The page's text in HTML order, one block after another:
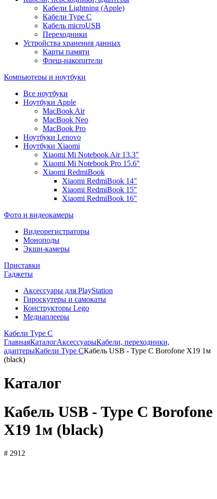
Кабели Lightning (Apple)
Кабели Type C
Кабель microUSB
Переходники
Устройства хранения данных
Карты памяти
Флеш-накопители
Компьютеры и ноутбуки
Все ноутбуки
Ноутбуки Apple
MacBook Air
MacBook Neo
MacBook Pro
Ноутбуки Lenovo
Ноутбуки Xiaomi
Xiaomi Mi Notebook Air 13.3"
Xiaomi Mi Notebook Pro 15.6"
Xiaomi RedmiBook
Xiaomi RedmiBook 14"
Xiaomi RedmiBook 15"
Xiaomi RedmiBook 16"
Фото и видеокамеры
Видеорегистраторы
Моноподы
Экшн-камеры
Приставки
Гаджеты
Аксессуары для PlayStation
Гироскутеры и самокаты
Конструкторы Lego
Медиаплееры
Кабели Type C
ГлавнаяКаталогАксессуарыКабели, переходники,
адаптерыКабели Type CКабель USB - Type C Borofone X19 1м
(black)
Каталог
Кабель USB - Type C Borofone
X19 1м (black)
# 2912